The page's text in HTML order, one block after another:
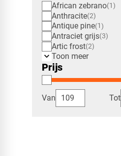
African zebrano 1
Anthracite 2
Antique pine 1
Antraciet grijs 3
Artic frost 2
Toon meer
Prijs
Van Tot